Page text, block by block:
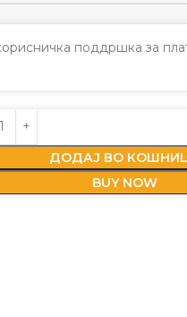
поддршка за
ДОДАЈ ВО
BUY NOW